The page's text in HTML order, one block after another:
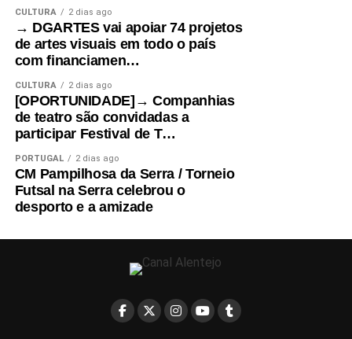
CULTURA 2 dias ago
→ DGARTES vai apoiar 74 projetos
de artes visuais em todo o país
com financiamen…
CULTURA 2 dias ago
[OPORTUNIDADE]→ Companhias
de teatro são convidadas a
participar Festival de T…
PORTUGAL 2 dias ago
CM Pampilhosa da Serra / Torneio
Futsal na Serra celebrou o
desporto e a amizade